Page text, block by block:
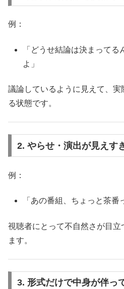
例：
「どうせ結論は決まって
よ」
議論しているように見えて、
る状態です。
2. やらせ・演出が見えす
例：
「あの番組、ちょっと茶番
視聴者にとって不自然さが目
ます。
3. 形式だけで中身が伴っ